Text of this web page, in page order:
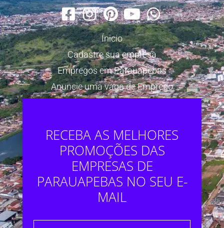
Ínicio
Cadastre sua empresa
Empregos em Parauapebas
Anuncie uma vaga de Emprego
RECEBA AS MELHORES
PROMOÇÕES DAS
EMPRESAS DE
PARAUAPEBAS NO SEU E-
MAIL